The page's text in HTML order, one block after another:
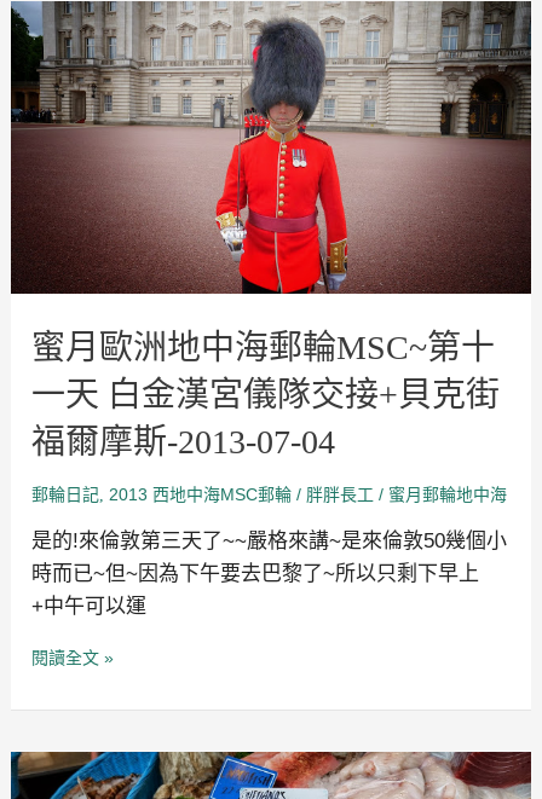
蜜月歐洲地中海郵輪MSC~第十
一天 白金漢宮儀隊交接+貝克街
福爾摩斯-2013-07-04
郵輪日記,2013 西地中海MSC郵輪 / 胖胖長工/ 蜜月郵輪地中海
是的!來倫敦第三天了~~嚴格來講~是來倫敦50幾個小
時而已~但~因為下午要去巴黎了~所以只剩下早上
+中午可以運
蜜
月
歐
洲
地
中
海
輪
MSC~
第
十
一
天
白
漢
宮
交
接
+貝
克
街
爾
摩
斯-2013-
07-
閱讀全文 »
蜜
月